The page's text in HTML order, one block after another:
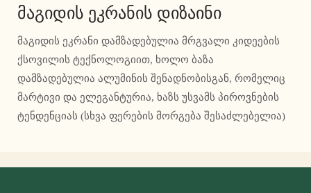
მაგიდის ეკრანის დიზაინი
მაგიდის ეკრანი დამზადებულია მრგვალი კიდეების
ქსოვილის ტექნოლოგიით, ხოლო ბაზა
დამზადებულია ალუმინის შენადნობისგან, რომელიც
მარტივი და ელეგანტურია, ხაზს უსვამს პიროვნების
ტენდენციას (სხვა ფერების მორგება შესაძლებელია)